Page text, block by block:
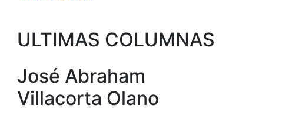
ULTIMAS COLUMNAS
José Abraham
Villacorta Olano